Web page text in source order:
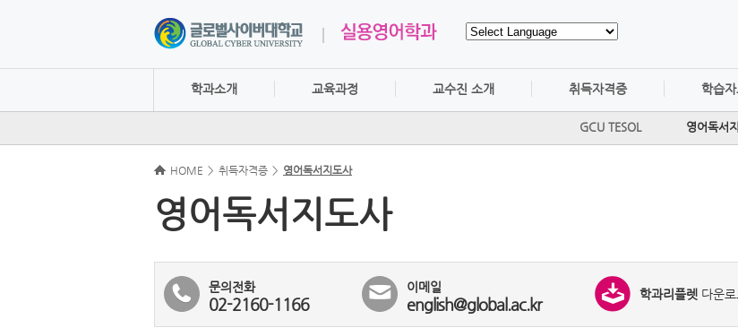
학과소개 교육과정 교수진 소개 취득자격증
GCU TESOL 영어독서
학습
HOME > 취득자격증 > 영어독서지도사
영어독서지도사
문의전화
02-2160-1166
이메일
english@global.ac.kr
학과리플렛 다운로